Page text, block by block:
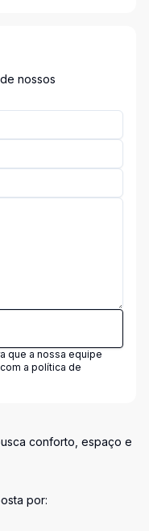
nossos
que a nossa equipe
a política de
conforto, espaço e
por: